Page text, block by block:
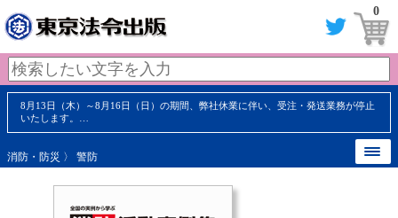
0
8月13日（木）～8月16日（日）の期間、弊社休業に伴い、受注・発送業務が停止
いたします。…
消防・防災 〉 警防